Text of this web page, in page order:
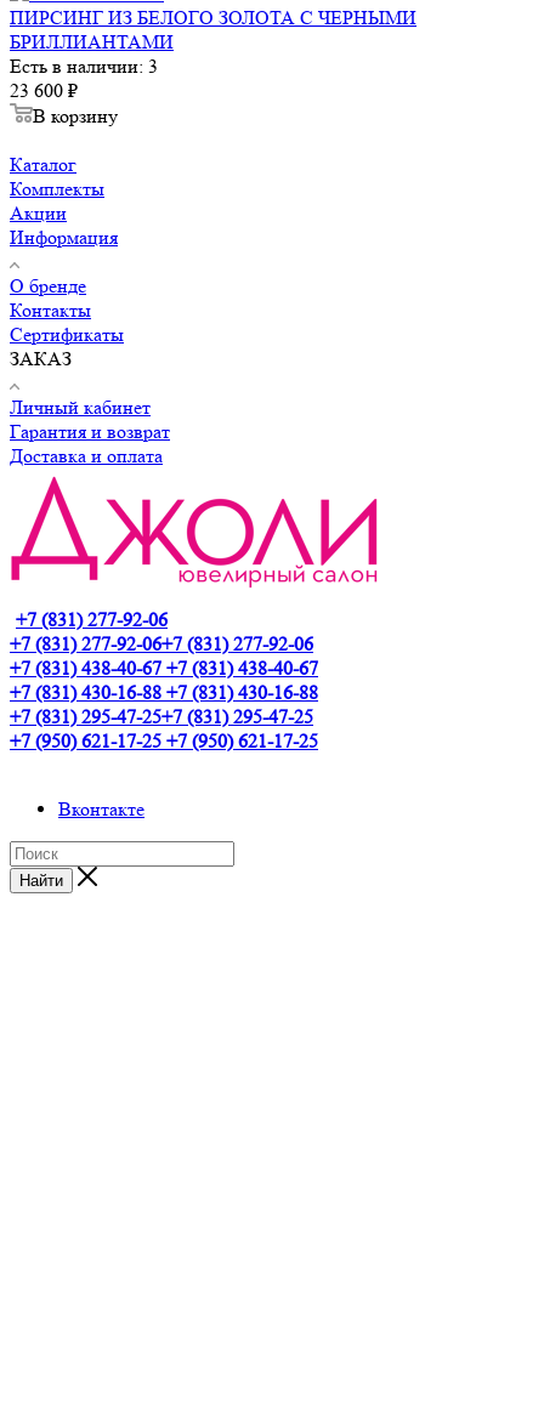
ПИРСИНГ ИЗ БЕЛОГО ЗОЛОТА С ЧЕРНЫМИ
БРИЛЛИАНТАМИ
Есть в наличии: 3
23 600 ₽
В корзину
Каталог
Комплекты
Акции
Информация
О бренде
Контакты
Сертификаты
ЗАКАЗ
Личный кабинет
Гарантия и возврат
Доставка и оплата
+7 (831) 277-92-06
+7 (831) 277-92-06+7 (831) 277-92-06
+7 (831) 438-40-67 +7 (831) 438-40-67
+7 (831) 430-16-88 +7 (831) 430-16-88
+7 (831) 295-47-25+7 (831) 295-47-25
+7 (950) 621-17-25 +7 (950) 621-17-25
Вконтакте
Найти